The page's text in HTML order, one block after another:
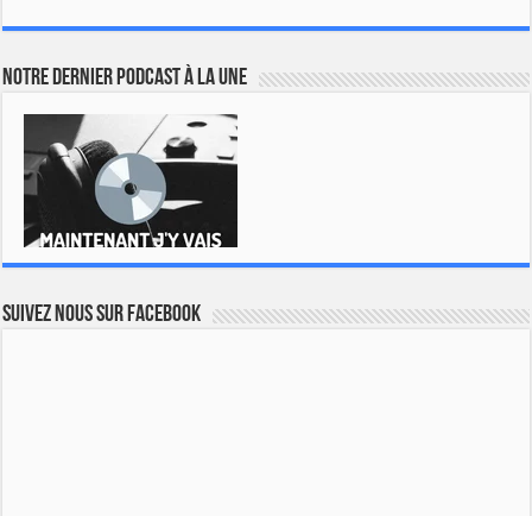
Notre dernier podcast à la une
Suivez nous sur Facebook